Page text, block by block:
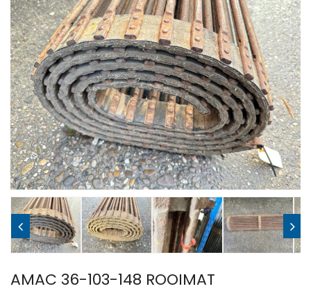
AMAC 36-103-148 ROOIMAT